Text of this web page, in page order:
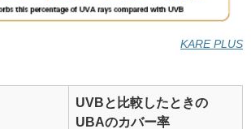
KARE PLUS
UVBと比較したときの
UBAのカバー率